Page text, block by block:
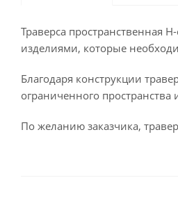
Траверса пространственная
изделиями, которые
Благодаря конструкции
ограниченного
По желанию заказчика,